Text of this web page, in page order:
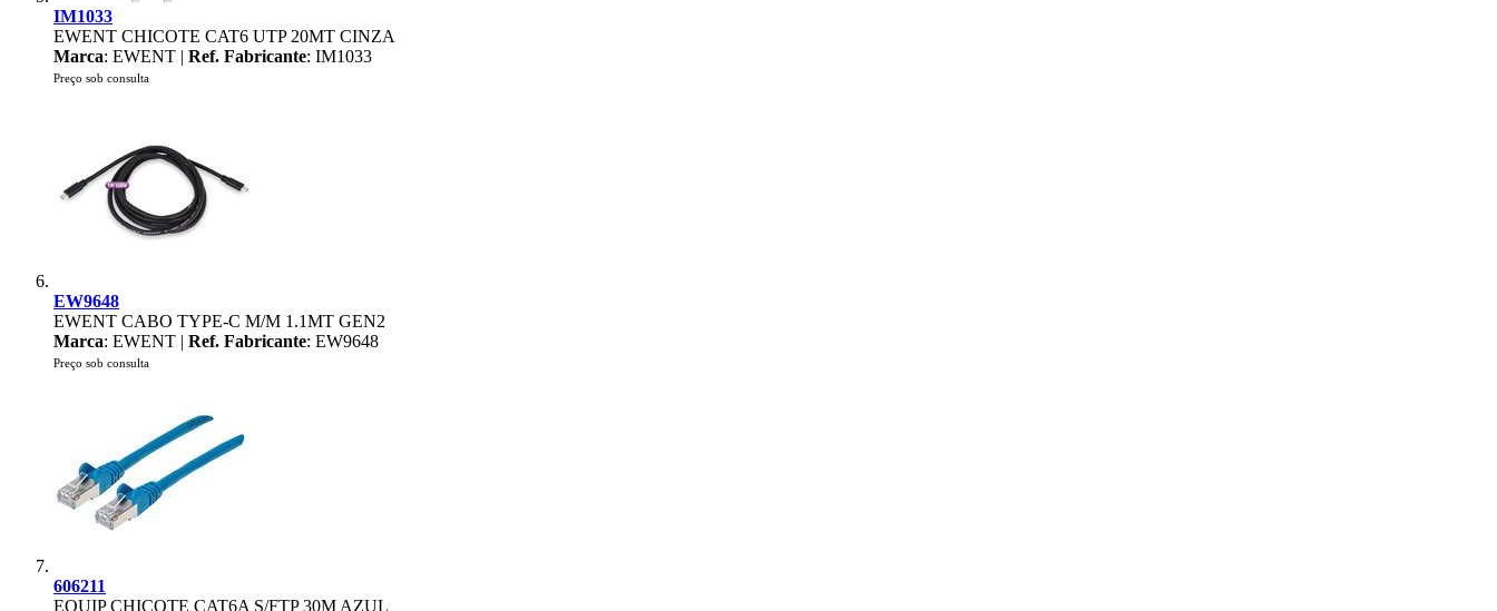
IM1033
EWENT CHICOTE CAT6 UTP 20MT CINZA
Marca: EWENT | Ref. Fabricante: IM1033
Preço sob consulta
EW9648
EWENT CABO TYPE-C M/M 1.1MT GEN2
Marca: EWENT | Ref. Fabricante: EW9648
Preço sob consulta
606211
EQUIP CHICOTE CAT6A S/FTP 30M AZUL